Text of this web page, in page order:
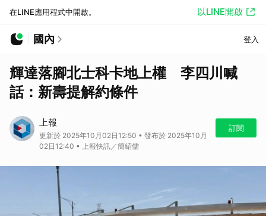
在LINE應用程式中開啟。 以LINE開啟
國內 登入
輝達落腳北士科卡地上權 李四川喊
話：新壽提解約條件
上報
更新於 2025年10月02日12:50 • 發布於 2025年10月
02日12:40 • 上報快訊／簡紹儒
訂閱